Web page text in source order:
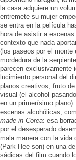
la casa adquiere un
entremete su mujer
se entra en la película
hora de asistir a
contexto que nada
(los paseos por el
mordedura de la
parecen exclusivamente
lucimiento personal del
planos creativos, fruto
visual (el alcohol
en un primerísimo
escenas alcohólicas,
made in Corea: esa
por el desesperado
mala manera con la vida
(Park Hee-son) en una
sádicas del film cuando